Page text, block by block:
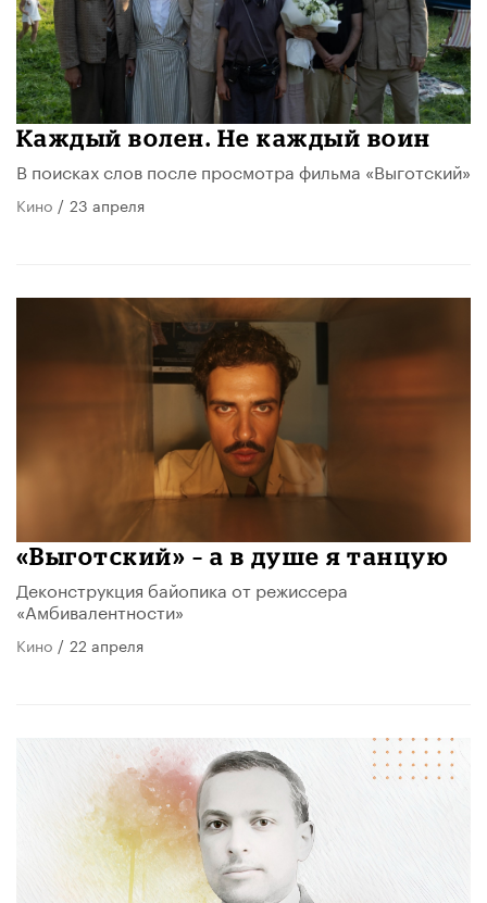
​Каждый волен. Не каждый воин
В поисках слов после просмотра фильма «Выготский»
Кино / 23 апреля
«Выготский» – а в душе я танцую
Деконструкция байопика от режиссера
«Амбивалентности»
Кино / 22 апреля